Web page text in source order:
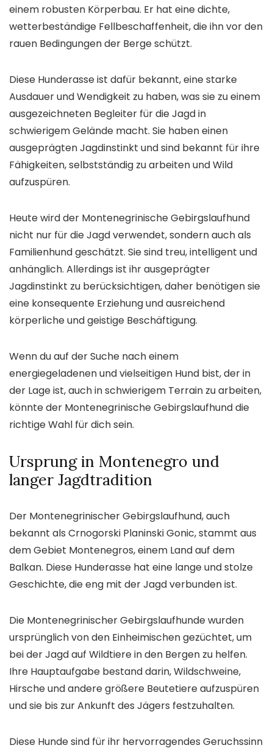
einem robusten Körperbau. Er hat eine dichte,
wetterbeständige Fellbeschaffenheit, die ihn vor den
rauen Bedingungen der Berge schützt.
Diese Hunderasse ist dafür bekannt, eine starke
Ausdauer und Wendigkeit zu haben, was sie zu einem
ausgezeichneten Begleiter für die Jagd in
schwierigem Gelände macht. Sie haben einen
ausgeprägten Jagdinstinkt und sind bekannt für ihre
Fähigkeiten, selbstständig zu arbeiten und Wild
aufzuspüren.
Heute wird der Montenegrinische Gebirgslaufhund
nicht nur für die Jagd verwendet, sondern auch als
Familienhund geschätzt. Sie sind treu, intelligent und
anhänglich. Allerdings ist ihr ausgeprägter
Jagdinstinkt zu berücksichtigen, daher benötigen sie
eine konsequente Erziehung und ausreichend
körperliche und geistige Beschäftigung.
Wenn du auf der Suche nach einem
energiegeladenen und vielseitigen Hund bist, der in
der Lage ist, auch in schwierigem Terrain zu arbeiten,
könnte der Montenegrinische Gebirgslaufhund die
richtige Wahl für dich sein.
Ursprung in Montenegro und
langer Jagdtradition
Der Montenegrinischer Gebirgslaufhund, auch
bekannt als Crnogorski Planinski Gonic, stammt aus
dem Gebiet Montenegros, einem Land auf dem
Balkan. Diese Hunderasse hat eine lange und stolze
Geschichte, die eng mit der Jagd verbunden ist.
Die Montenegrinischer Gebirgslaufhunde wurden
ursprünglich von den Einheimischen gezüchtet, um
bei der Jagd auf Wildtiere in den Bergen zu helfen.
Ihre Hauptaufgabe bestand darin, Wildschweine,
Hirsche und andere größere Beutetiere aufzuspüren
und sie bis zur Ankunft des Jägers festzuhalten.
Diese Hunde sind für ihr hervorragendes Geruchssinn